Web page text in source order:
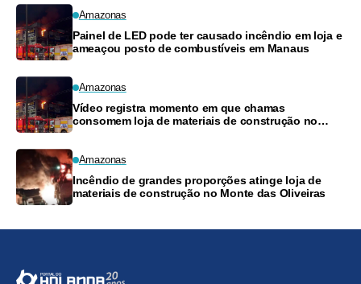
Amazonas
Painel de LED pode ter causado incêndio em loja e
ameaçou posto de combustíveis em Manaus
Amazonas
Vídeo registra momento em que chamas
consomem loja de materiais de construção no
Amazonas
Incêndio de grandes proporções atinge loja de
materiais de construção no Monte das Oliveiras